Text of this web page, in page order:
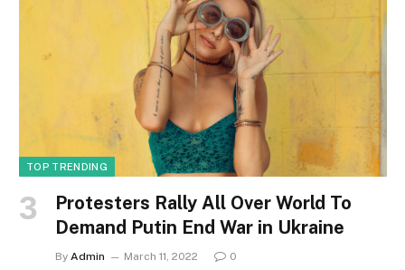
TOP TRENDING
Protesters Rally All Over World To
Demand Putin End War in Ukraine
By Admin March 11, 2022 0